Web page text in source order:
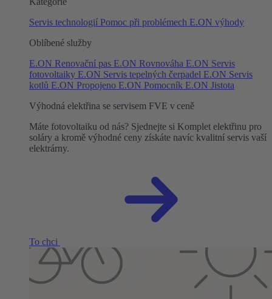
Servis technologií Pomoc při problémech E.ON výhody
Oblíbené služby
E.ON Renovační pas E.ON Rovnováha E.ON Servis
fotovoltaiky E.ON Servis tepelných čerpadel E.ON Servis
kotlů E.ON Propojeno E.ON Pomocník E.ON Jistota
Výhodná elektřina se servisem FVE v ceně
Máte fotovoltaiku od nás? Sjednejte si Komplet elektřinu pro
soláry a kromě výhodné ceny získáte navíc kvalitní servis vaší
elektrárny.
To chci